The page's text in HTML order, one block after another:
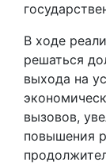
В ходе
решаться
выхода на
вызовов,
повышения